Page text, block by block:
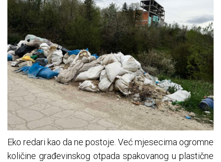
Eko redari kao da ne postoje. Već mjesecima ogromne
količine građevinskog otpada spakovanog u plastične